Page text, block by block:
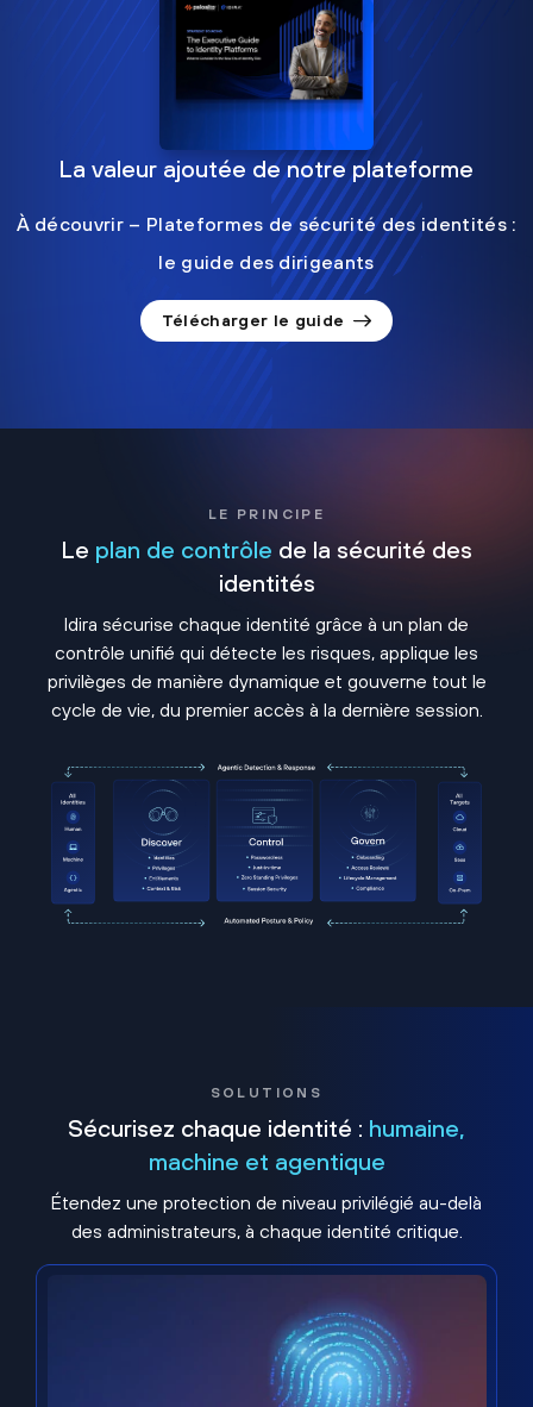
La valeur ajoutée de notre plateforme
À découvrir – Plateformes de sécurité des identités :
le guide des dirigeants
Télécharger le guide
LE PRINCIPE
Le plan de contrôle de la sécurité des
identités
Idira sécurise chaque identité grâce à un plan de
contrôle unifié qui détecte les risques, applique les
privilèges de manière dynamique et gouverne tout le
cycle de vie, du premier accès à la dernière session.
SOLUTIONS
Sécurisez chaque identité : humaine,
machine et agentique
Étendez une protection de niveau privilégié au-delà
des administrateurs, à chaque identité critique.